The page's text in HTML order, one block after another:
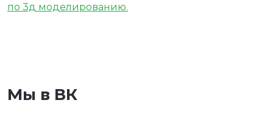
по 3д моделированию.
Мы в ВК